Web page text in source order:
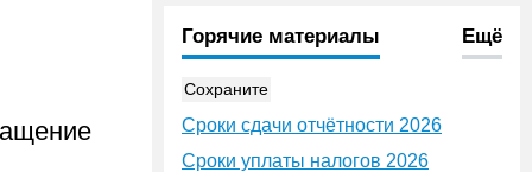
Горячие материалы Ещё
Сохраните
Сроки сдачи отчётности 2026
Сроки уплаты налогов 2026